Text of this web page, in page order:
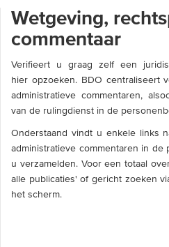
Wetgeving,
commentaar
Verifieert u graag zelf een
hier opzoeken. BDO centraliseert
administratieve commentaren,
van de rulingdienst in de
Onderstaand vindt u enkele links
administratieve commentaren in
u verzamelden. Voor een totaal
alle publicaties' of gericht zoeken
het scherm.